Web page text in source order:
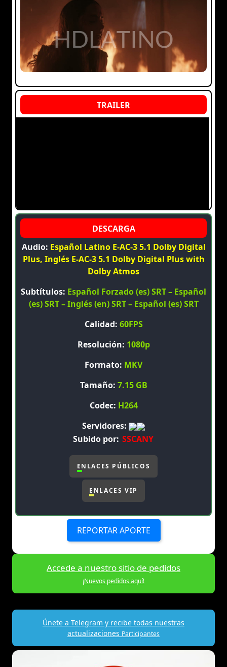
Audio: Español Latino E-AC-3 5.1 Dolby Digital
Plus, Inglés E-AC-3 5.1 Dolby Digital Plus with
Dolby Atmos
Subtítulos: Español Forzado (es) SRT – Español
(es) SRT – Inglés (en) SRT – Español (es) SRT
Calidad: 60FPS
Resolución: 1080p
Formato: MKV
Tamaño: 7.15 GB
Codec: H264
Servidores:
Subido por: SSCANY
ENLACES PÚBLICOS
ENLACES VIP
REPORTAR APORTE
Accede a nuestro sitio de pedidos
¡Nuevos pedidos aquí!
Únete a Telegram y recibe todas nuestras
actualizaciones Participantes